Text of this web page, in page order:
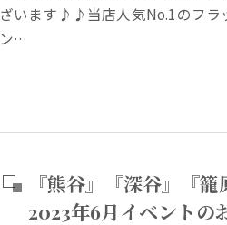
ざいます♪♪当店人気No.1のフラ
ン…
『熊谷』『深谷』『
2023年6月イベントの